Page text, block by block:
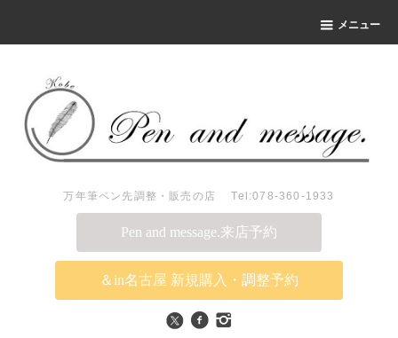
メニュー
万年筆ペン先調整・販売の店 Tel:078-360-1933
Pen and message.来店予約
＆in名古屋 新規購入・調整予約